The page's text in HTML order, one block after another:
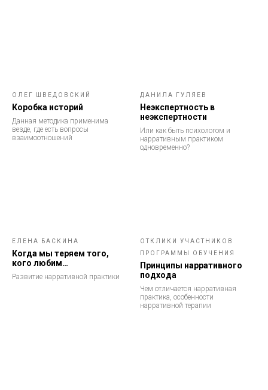
ОЛЕГ ШВЕДОВСКИЙ
Коробка историй
Данная методика применима
везде, где есть вопросы
взаимоотношений
ДАНИЛА ГУЛЯЕВ
Неэкспертность в
неэкспертности
Или как быть психологом и
нарративным практиком
одновременно?
ЕЛЕНА БАСКИНА
Когда мы теряем того,
кого любим…
Развитие нарративной практики
ОТКЛИКИ УЧАСТНИКОВ
ПРОГРАММЫ ОБУЧЕНИЯ
Принципы нарративного
подхода
Чем отличается нарративная
практика, особенности
нарративной терапии